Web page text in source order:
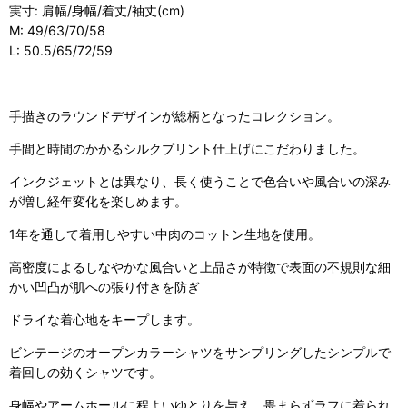
実寸: 肩幅/身幅/着丈/袖丈(cm)
M: 49/63/70/58
L: 50.5/65/72/59
手描きのラウンドデザインが総柄となったコレクション。
手間と時間のかかるシルクプリント仕上げにこだわりました。
インクジェットとは異なり、長く使うことで色合いや風合いの深み
が増し経年変化を楽しめます。
1年を通して着用しやすい中肉のコットン生地を使用。
高密度によるしなやかな風合いと上品さが特徴で表面の不規則な細
かい凹凸が肌への張り付きを防ぎ
ドライな着心地をキープします。
ビンテージのオープンカラーシャツをサンプリングしたシンプルで
着回しの効くシャツです。